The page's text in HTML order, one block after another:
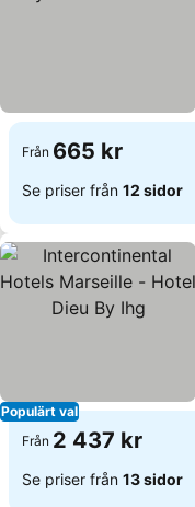
Från 665 kr
Se priser från 12 sidor
Populärt val
Från 2 437 kr
Se priser från 13 sidor